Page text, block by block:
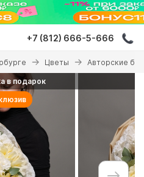
+7 (812) 666-5-666
Цветы Авторские
в подарок